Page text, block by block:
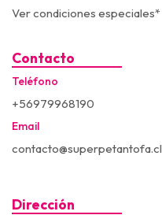
Ver condiciones especiales*
Contacto
Teléfono
+56979968190
Email
contacto@superpetantofa.cl
Dirección